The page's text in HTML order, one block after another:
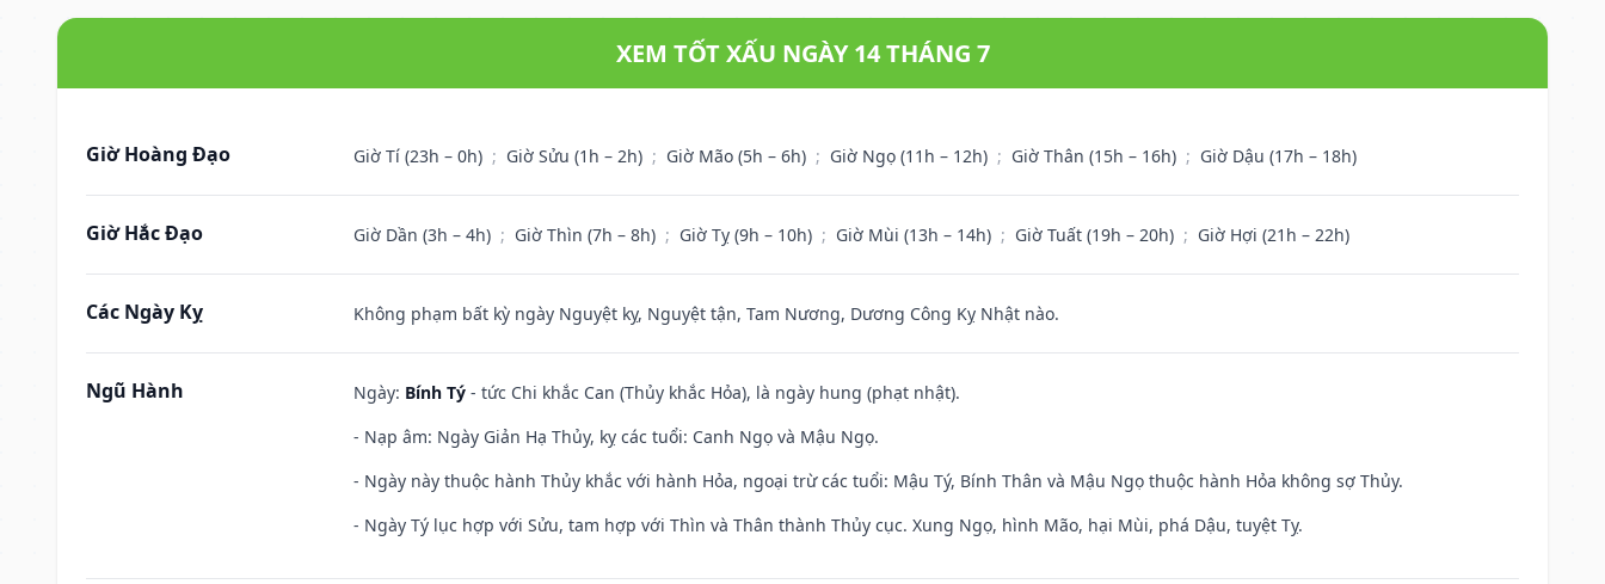
XEM TỐT XẤU NGÀY 14 THÁNG 7
Giờ Hoàng Đạo Giờ Tí (23h – 0h) ; Giờ Sửu (1h – 2h) ; Giờ Mão (5h – 6h) ; Giờ Ngọ (11h – 12h) ; Giờ Thân (15h – 16h) ; Giờ Dậu (17h – 18h)
Giờ Hắc Đạo Giờ Dần (3h – 4h) ; Giờ Thìn (7h – 8h) ; Giờ Tỵ (9h – 10h) ; Giờ Mùi (13h – 14h) ; Giờ Tuất (19h – 20h) ; Giờ Hợi (21h – 22h)
Các Ngày Kỵ Không phạm bất kỳ ngày Nguyệt kỵ, Nguyệt tận, Tam Nương, Dương Công Kỵ Nhật nào.
Ngũ Hành Ngày: Bính Tý - tức Chi khắc Can (Thủy khắc Hỏa), là ngày hung (phạt nhật).
- Nạp âm: Ngày Giản Hạ Thủy, kỵ các tuổi: Canh Ngọ và Mậu Ngọ.
- Ngày này thuộc hành Thủy khắc với hành Hỏa, ngoại trừ các tuổi: Mậu Tý, Bính Thân và Mậu Ngọ thuộc hành Hỏa không sợ Thủy.
- Ngày Tý lục hợp với Sửu, tam hợp với Thìn và Thân thành Thủy cục. Xung Ngọ, hình Mão, hại Mùi, phá Dậu, tuyệt Tỵ.